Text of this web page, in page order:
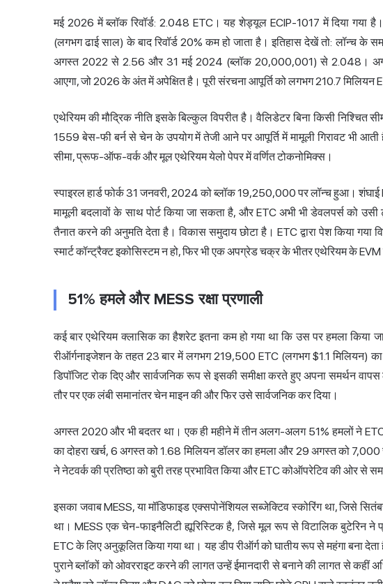
मई 2026 में ब्लॉक रिवॉर्ड: 2.048 ETC। यह शेड्यूल ECIP-1017 में दिया
(लगभग ढाई साल) के बाद रिवॉर्ड 20% कम हो जाता है। इतिहास देखें तो: लॉन्च के
अगस्त 2022 से 2.56 और 31 मई 2024 (ब्लॉक 20,000,001) से 2.048।
आएगा, जो 2026 के अंत में अपेक्षित है। पूरी संरचना आपूर्ति को लगभग 210.7 मिलियन
एथेरियम की मौद्रिक नीति इसके बिल्कुल विपरीत है। वैलिडेटर बिना किसी
1559 बेस-फी बर्न से चेन के उपयोग में तेजी आने पर आपूर्ति में मामूली गिरावट भी
सीमा, प्रूफ-ऑफ-वर्क और मूल एथेरियम येलो पेपर में वर्णित टोकनोमिक्स।
स्पाइरल हार्ड फोर्क 31 जनवरी, 2024 को ब्लॉक 19,250,000 पर लॉन्च हुआ।
मामूली बदलावों के साथ पोर्ट किया जा सकता है, और ETC अभी भी डेवलपर्स को
तैनात करने की अनुमति देता है। विकास समुदाय छोटा है। ETC द्वारा पेश किया गया
स्मार्ट कॉन्ट्रैक्ट इकोसिस्टम न हो, फिर भी एक अपग्रेड चक्र के भीतर एथेरियम के
51% हमले और MESS रक्षा प्रणाली
कई बार एथेरियम क्लासिक का हैशरेट इतना कम हो गया था कि उस पर हमला
रीऑर्गनाइजेशन के तहत 23 बार में लगभग 219,500 ETC (लगभग $1.1 मिलियन)
डिपॉजिट रोक दिए और सार्वजनिक रूप से इसकी समीक्षा करते हुए अपना समर्थन
तौर पर एक लंबी समानांतर चेन माइन की और फिर उसे सार्वजनिक कर दिया।
अगस्त 2020 और भी बदतर था। एक ही महीने में तीन अलग-अलग 51% हमलों ने ETC
का दोहरा खर्च, 6 अगस्त को 1.68 मिलियन डॉलर का हमला और 29 अगस्त को
ने नेटवर्क की प्रतिष्ठा को बुरी तरह प्रभावित किया और ETC कोऑपरेटिव की ओर से
इसका जवाब MESS, या मॉडिफाइड एक्सपोनेंशियल सब्जेक्टिव स्कोरिंग था, जिसे
था। MESS एक चेन-फाइनैलिटी ह्यूरिस्टिक है, जिसे मूल रूप से विटालिक बुटेरिन ने
ETC के लिए अनुकूलित किया गया था। यह डीप रीऑर्ग को घातीय रूप से महंगा बना
पुराने ब्लॉकों को ओवरराइट करने की लागत उन्हें ईमानदारी से बनाने की लागत से कहीं